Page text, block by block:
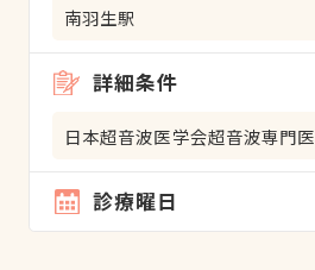
南羽生駅
詳細条件
日本超音波医学会超音波専門医
診療曜日